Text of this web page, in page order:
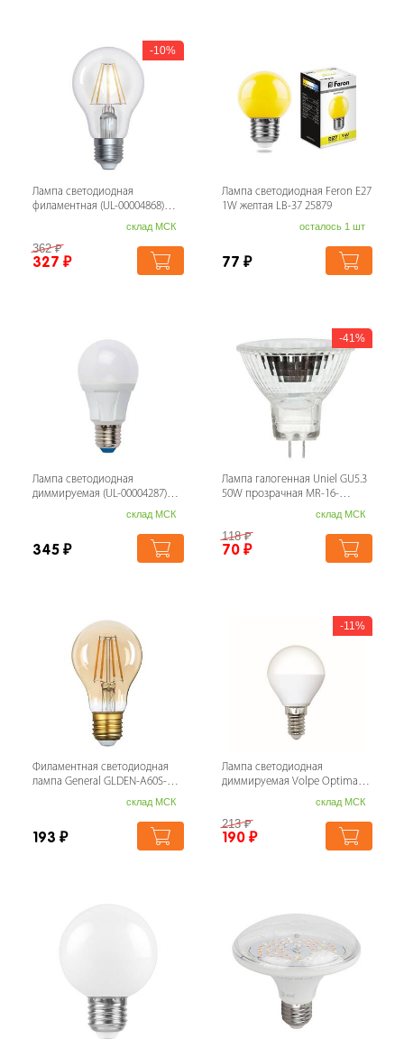
10%
Лампа светодиодная
филаментная (UL-00004868)
прозрачная LED-A70-1...
склад МСК
362₽
327 ₽
Лампа светодиодная Feron E27
1W желтая LB-37 25879
осталось 1 шт
77 ₽
Лампа светодиодная
диммируемая (UL-00004287)
Uniel E27 10W 3000K матовая
склад МСК
345 ₽
41%
Лампа галогенная Uniel GU5.3
50W прозрачная MR-16-
склад МСК
118₽
70 ₽
Филаментная светодиодная
лампа General GLDEN-A60S-10-
склад МСК
193 ₽
11%
Лампа светодиодная
диммируемая Volpe Optima
6W/3000K/E14/FR/DIM/SLS UL-
00009229
склад МСК
213₽
190 ₽